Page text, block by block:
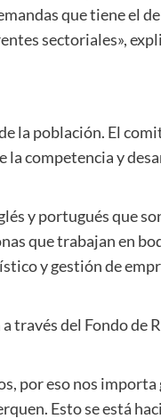
que tiene el
sectoriales»,
la población. El
la competencia y
y portugués que
que trabajan en
y gestión de
través del Fondo de
por eso nos
Esto se está